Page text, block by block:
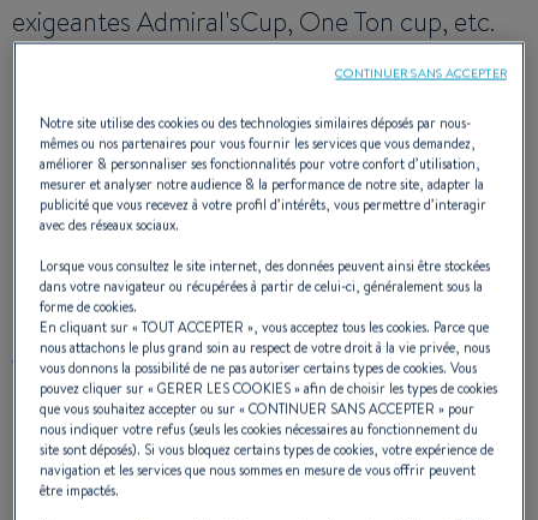
exigeantes Admiral'sCup, One Ton cup, etc.
Posséder un First 375 ce n'est pas seulement
marines exceptionnelles. C'est aussi disposer
d'un très beau voilier de croisière, très
habitable pour six à huit personnes. Un bateau
racé, à la barre duquel on est fier d'appareiller.
ARCHITECTE NAVAL :JEAN BERRET
DESIGN EXTERIEUR
Notre site utilise des cookies ou des technologies similaires déposés par nous-
mêmes ou nos partenaires pour vous fournir les services que vous demandez,
améliorer & personnaliser ses fonctionnalités pour votre confort d’utilisation,
mesurer et analyser notre audience & la performance de notre site, adapter la
publicité que vous recevez à votre profil d’intérêts, vous permettre d’interagir
avec des réseaux sociaux.
Lorsque vous consultez le site internet, des données peuvent ainsi être stockées
dans votre navigateur ou récupérées à partir de celui-ci, généralement sous la
forme de cookies.
En cliquant sur «TOUT ACCEPTER », vous acceptez tous les cookies. Parce que
nous attachons le plus grand soin au respect de votre droit à la vie privée, nous
vous donnons la possibilité de ne pas autoriser certains types de cookies. Vous
pouvez cliquer sur «GERER LES COOKIES» afin de choisir les types de cookies
que vous souhaitez accepter ou sur «CONTINUER SANS ACCEPTER » pour
nous indiquer votre refus (seuls les cookies nécessaires au fonctionnement du
site sont déposés). Si vous bloquez certains types de cookies, votre expérience de
navigation et les services que nous sommes en mesure de vous offrir peuvent
être impactés.
CONTINUER SANS ACCEPTER